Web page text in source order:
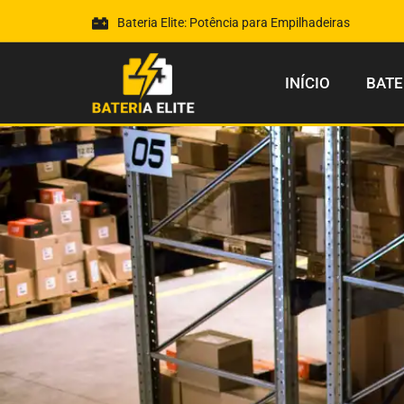
Bateria Elite: Potência para Empilhadeiras
INÍCIO